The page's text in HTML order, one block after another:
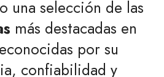
una selección de las
más destacadas en
por su
confiabilidad y